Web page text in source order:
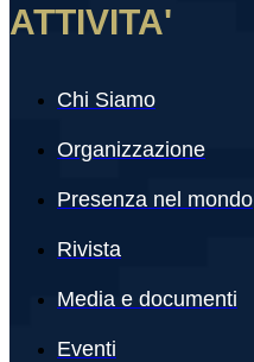
ATTIVITA'
Chi Siamo
Organizzazione
Presenza nel mondo
Rivista
Media e documenti
Eventi